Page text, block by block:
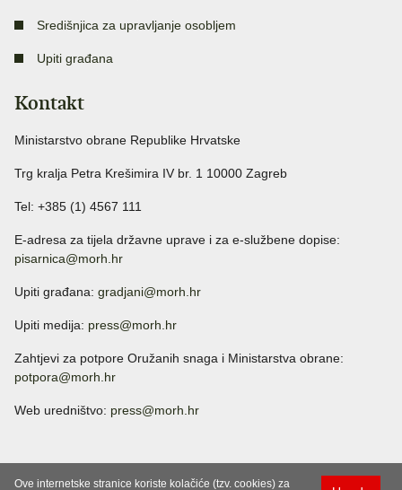
Središnjica za upravljanje osobljem
Upiti građana
Kontakt
Ministarstvo obrane Republike Hrvatske
Trg kralja Petra Krešimira IV br. 1 10000 Zagreb
Tel: +385 (1) 4567 111
E-adresa za tijela državne uprave i za e-službene dopise:
pisarnica@morh.hr
Upiti građana: gradjani@morh.hr
Upiti medija: press@morh.hr
Zahtjevi za potpore Oružanih snaga i Ministarstva obrane:
potpora@morh.hr
Web uredništvo: press@morh.hr
Ove internetske stranice koriste kolačiće (tzv. cookies) za